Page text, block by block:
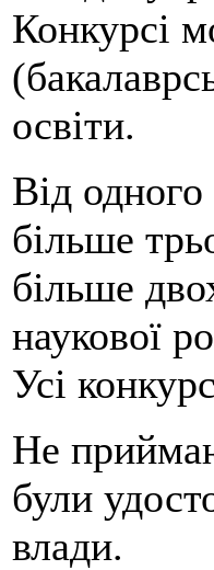
Конкурсі
освіти.
Від
більше
більше
наукової
Усі
Не
були
влади.